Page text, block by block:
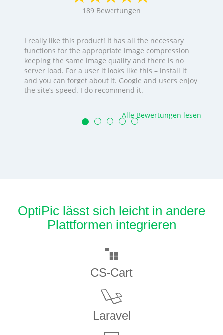
189 Bewertungen
I really like this product! It has all the necessary
functions for the appropriate image compression
keeping the same image quality and there is no
server load. For a user it looks like this – install it
and you can forget about it. Google and users enjoy
the site’s speed. I do recommend it.
Alle Bewertungen lesen
OptiPic lässt sich leicht in andere
Plattformen integrieren
CS-Cart
Laravel